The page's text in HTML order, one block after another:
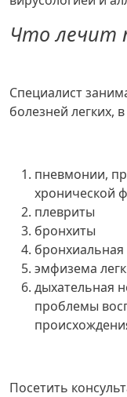
Что лечит
Специалист
болезней легких,
пневмонии,
хронической
плевриты
бронхиты
бронхиальная
эмфизема
дыхательная
проблемы
Посетить